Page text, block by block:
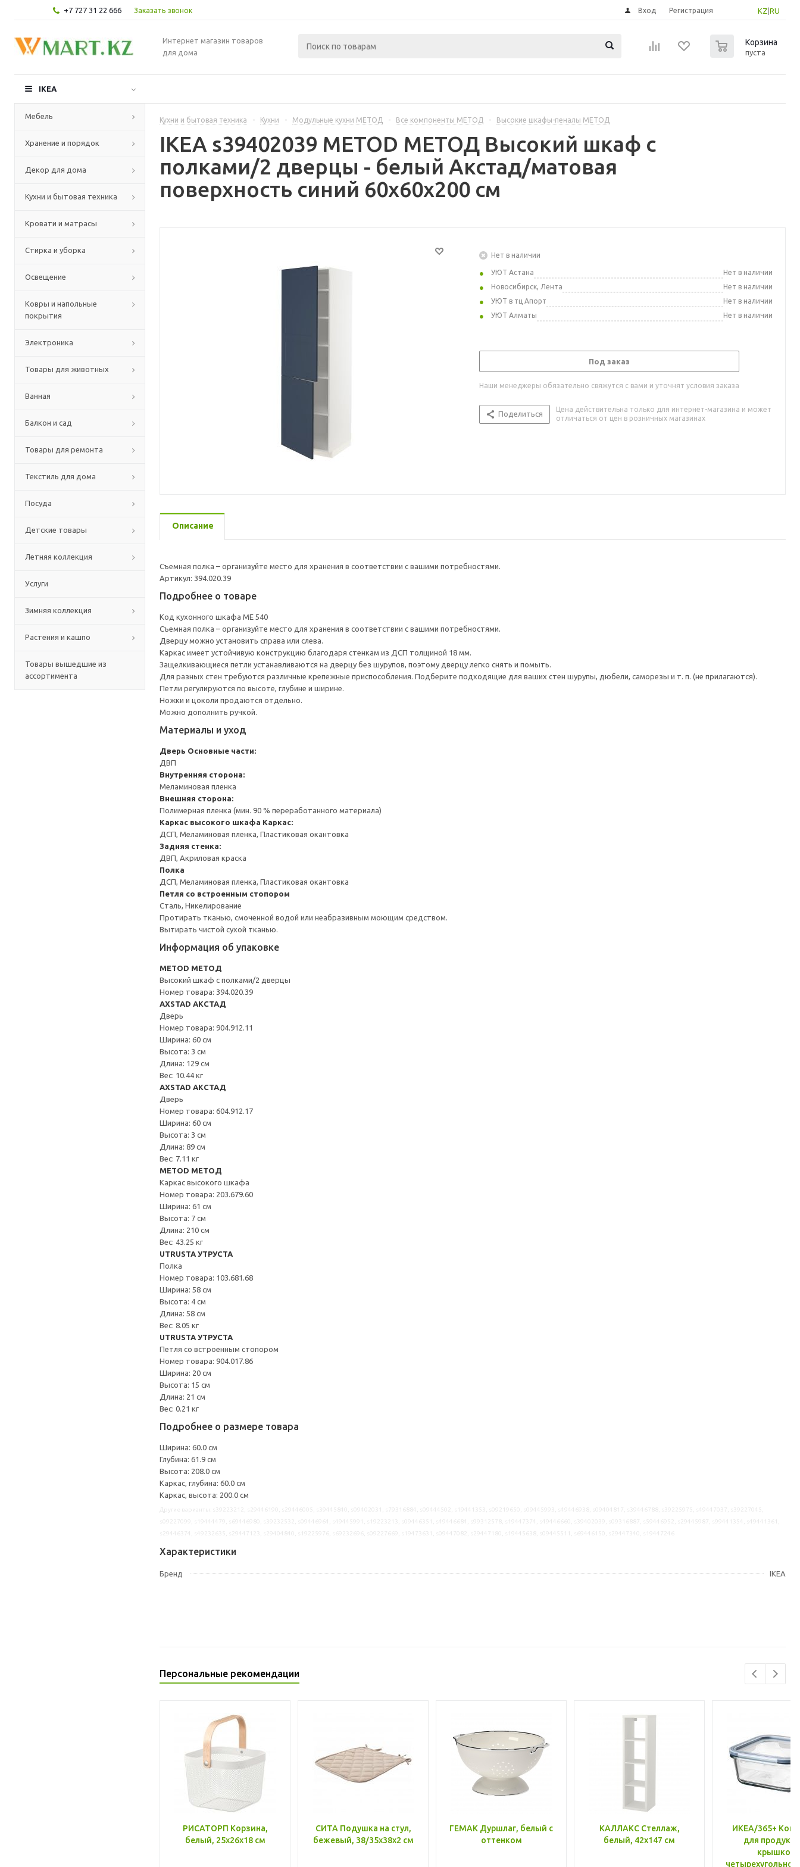
+7 727 31 22 666 Заказать звонок KZ RU
Вход Регистрация
Интернет магазин товаров
для дома
Корзина
пуста
IKEA
Мебель
Хранение и порядок
Декор для дома
Кухни и бытовая техника
Кровати и матрасы
Стирка и уборка
Освещение
Ковры и напольные
покрытия
Электроника
Товары для животных
Ванная
Балкон и сад
Товары для ремонта
Текстиль для дома
Посуда
Детские товары
Летняя коллекция
Услуги
Зимняя коллекция
Растения и кашпо
Товары вышедшие из
ассортимента
Кухни и бытовая техника - Кухни - Модульные кухни МЕТОД - Все компоненты МЕТОД - Высокие шкафы-пеналы МЕТОД
IKEA s39402039 METOD МЕТОД Высокий шкаф с
полками/2 дверцы - белый Акстад/матовая
поверхность синий 60x60x200 см
Нет в наличии
УЮТ Астана
Нет в наличии
Новосибирск, Лента
Нет в наличии
УЮТ в тц Апорт
Нет в наличии
УЮТ Алматы
Нет в наличии
Под заказ
Наши менеджеры обязательно свяжутся с вами и уточнят условия заказа
Поделиться
Цена действительна только для интернет-магазина и может
отличаться от цен в розничных магазинах
Описание
Съемная полка – организуйте место для хранения в соответствии с вашими потребностями.
Артикул: 394.020.39
Подробнее о товаре
Код кухонного шкафа ME 540
Съемная полка – организуйте место для хранения в соответствии с вашими потребностями.
Дверцу можно установить справа или слева.
Каркас имеет устойчивую конструкцию благодаря стенкам из ДСП толщиной 18 мм.
Защелкивающиеся петли устанавливаются на дверцу без шурупов, поэтому дверцу легко снять и помыть.
Для разных стен требуются различные крепежные приспособления. Подберите подходящие для ваших стен шурупы, дюбели, саморезы и т. п. (не прилагаются).
Петли регулируются по высоте, глубине и ширине.
Ножки и цоколи продаются отдельно.
Можно дополнить ручкой.
Материалы и уход
Дверь Основные части:
ДВП
Внутренняя сторона:
Меламиновая пленка
Внешняя сторона:
Полимерная пленка (мин. 90 % переработанного материала)
Каркас высокого шкафа Каркас:
ДСП, Меламиновая пленка, Пластиковая окантовка
Задняя стенка:
ДВП, Акриловая краска
Полка
ДСП, Меламиновая пленка, Пластиковая окантовка
Петля со встроенным стопором
Сталь, Никелирование
Протирать тканью, смоченной водой или неабразивным моющим средством.
Вытирать чистой сухой тканью.
Информация об упаковке
METOD МЕТОД
Высокий шкаф с полками/2 дверцы
Номер товара: 394.020.39
AXSTAD АКСТАД
Дверь
Номер товара: 904.912.11
Ширина: 60 см
Высота: 3 см
Длина: 129 см
Вес: 10.44 кг
AXSTAD АКСТАД
Дверь
Номер товара: 604.912.17
Ширина: 60 см
Высота: 3 см
Длина: 89 см
Вес: 7.11 кг
METOD МЕТОД
Каркас высокого шкафа
Номер товара: 203.679.60
Ширина: 61 см
Высота: 7 см
Длина: 210 см
Вес: 43.25 кг
UTRUSTA УТРУСТА
Полка
Номер товара: 103.681.68
Ширина: 58 см
Высота: 4 см
Длина: 58 см
Вес: 8.05 кг
UTRUSTA УТРУСТА
Петля со встроенным стопором
Номер товара: 904.017.86
Ширина: 20 см
Высота: 15 см
Длина: 21 см
Вес: 0.21 кг
Подробнее о размере товара
Ширина: 60.0 см
Глубина: 61.9 см
Высота: 208.0 см
Каркас, глубина: 60.0 см
Каркас, высота: 200.0 см
Характеристики
Бренд IKEA
Персональные рекомендации
РИСАТОРП Корзина,
белый, 25x26x18 см
СИТА Подушка на стул,
бежевый, 38/35x38x2 см
ГЕМАК Дуршлаг, белый с
оттенком
КАЛЛАКС Стеллаж,
белый, 42x147 см
ИКЕА/365+
для
крышкой,